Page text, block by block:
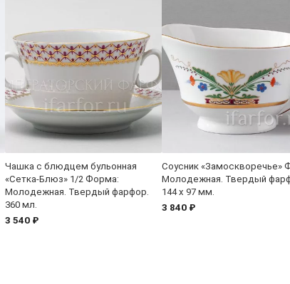
Чашка с блюдцем бульонная
«Сетка-Блюз» 1/2 Форма:
Молодежная. Твердый фарфор.
360 мл.
3 540 ₽
Соусник «Замоскворечье»
Молодежная. Твердый
144 x 97 мм.
3 840 ₽